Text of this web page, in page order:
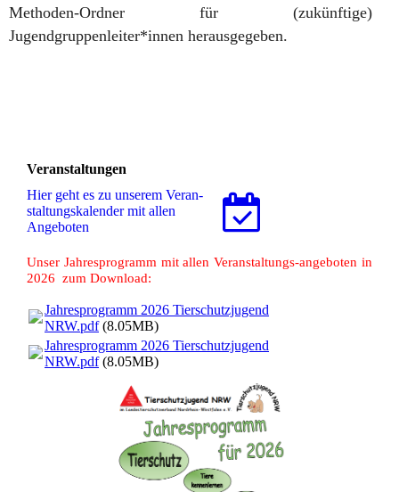
Methoden-Ordner für (zukünftige)
Jugendgruppenleiter*innen herausgegeben.
Veranstaltungen
Hier geht es zu unserem Ver­an­
stal­tungs­ka­len­der mit allen
Angeboten
Unser Jahresprogramm mit allen Veranstaltungs-angeboten in
2026 zum Download:
Jahresprogramm 2026 Tierschutzjugend
NRW.pdf(8.05MB)
Jahresprogramm 2026 Tierschutzjugend
NRW.pdf(8.05MB)